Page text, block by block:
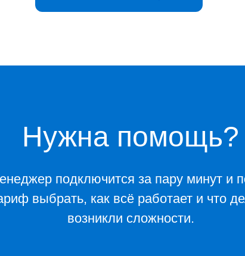
Нужна помощь?
подключится за пару минут и
выбрать, как всё работает и что
возникли сложности.